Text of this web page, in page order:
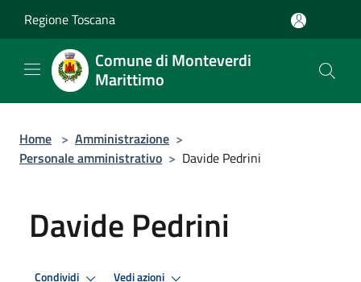
Regione Toscana
Comune di Monteverdi
Marittimo
Home > Amministrazione >
Personale amministrativo > Davide Pedrini
Davide Pedrini
Condividi Vedi azioni